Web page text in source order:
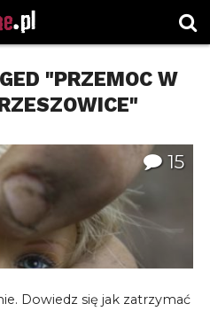
"PRZEMOC W
15
Dowiedz się jak zatrzymać